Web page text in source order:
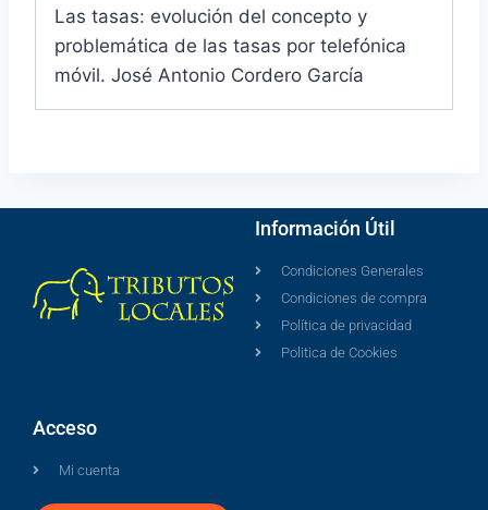
Las tasas: evolución del concepto y
problemática de las tasas por telefónica
móvil. José Antonio Cordero García
Información Útil
Condiciones Generales
Condiciones de compra
Política de privacidad
Politica de Cookies
Acceso
Mi cuenta